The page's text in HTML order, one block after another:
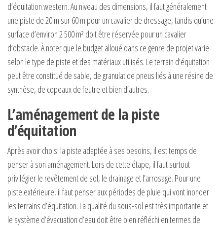
d’équitation western. Au niveau des dimensions, il faut généralement
une piste de 20 m sur 60 m pour un cavalier de dressage, tandis qu’une
surface d’environ 2 500 m² doit être réservée pour un cavalier
d’obstacle. À noter que le budget alloué dans ce genre de projet varie
selon le type de piste et des matériaux utilisés. Le terrain d’équitation
peut être constitué de sable, de granulat de pneus liés à une résine de
synthèse, de copeaux de feutre et bien d’autres.
L’aménagement de la piste
d’équitation
Après avoir choisi la piste adaptée à ses besoins, il est temps de
penser à son aménagement. Lors de cette étape, il faut surtout
privilégier le revêtement de sol, le drainage et l’arrosage. Pour une
piste extérieure, il faut penser aux périodes de pluie qui vont inonder
les terrains d’équitation. La qualité du sous-sol est très importante et
le système d’évacuation d’eau doit être bien réfléchi en termes de